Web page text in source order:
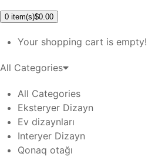
0 item(s)$0.00
Your shopping cart is empty!
All Categories
All Categories
Eksteryer Dizayn
Ev dizaynları
Interyer Dizayn
Qonaq otağı